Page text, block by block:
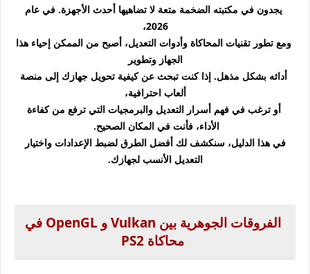
يجدون في مكتبته الضخمة متعة لا تضاهيها أحدث الأجهزة. في عام
2026،
ومع تطور تقنيات المحاكاة وأدوات التعديل، أصبح من الممكن إحياء هذا
الجهاز وتطوير
أدائه بشكل مذهل. إذا كنت تبحث عن كيفية تحويل جهازك إلى منصة
ألعاب احترافية،
أو ترغب في فهم أسرار التعديل والبرمجيات التي ترفع من كفاءة
الأداء، فأنت في المكان الصحيح.
في هذا الدليل، سنكشف لك أفضل الطرق لضبط الإعدادات واختيار
التعديل الأنسب لجهازك.
الفروقات الجوهرية بين Vulkan و OpenGL في
محاكاة PS2